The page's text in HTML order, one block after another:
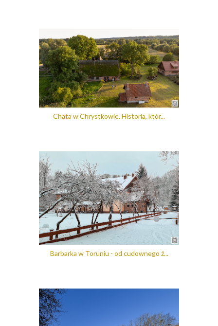
Chata w Chrystkowie. Historia, któr...
Barbarka w Toruniu - od cudownego ź...